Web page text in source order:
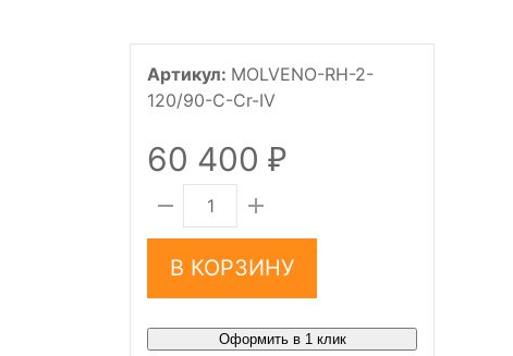
Артикул: MOLVENO-RH-2-
120/90-C-Cr-IV
60 400 ₽
В КОРЗИНУ
Оформить в 1 клик